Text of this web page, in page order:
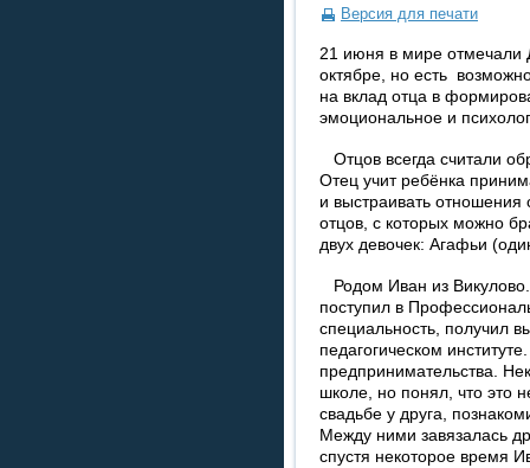
Версия для печати
21 июня в мире отмечали
октябре, но есть
на вклад отца в
эмоциональное и
Отцов всегда считали
Отец учит ребёнка
и выстраивать
отцов, с которых можно
двух девочек: Агафьи
Родом Иван из
поступил в
специальность, получил
педагогическом
предпринимательства.
школе, но понял, что это
свадьбе у друга,
Между ними завязалась
спустя некоторое время